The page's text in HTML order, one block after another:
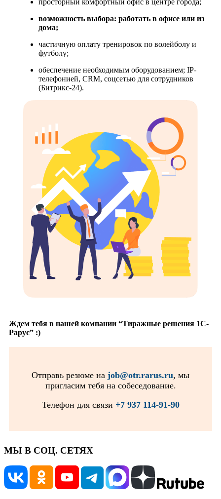
возможность выбора: работать в офисе или из
дома;
частичную оплату тренировок по волейболу и
футболу;
обеспечение необходимым оборудованием; IP-
телефонией, CRM, соцсетью для сотрудников
(Битрикс-24).
Ждем тебя в нашей компании “Тиражные решения 1С-
Рарус” :)
Отправь резюме на job@otr.rarus.ru, мы
пригласим тебя на собеседование.
Телефон для связи +7 937 114-91-90
МЫ В СОЦ. СЕТЯХ